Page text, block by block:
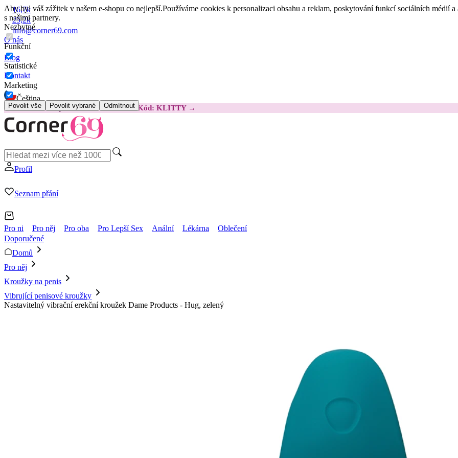
Aby byl váš zážitek v našem e-shopu co nejlepší.Používáme cookies k personalizaci obsahu a reklam, poskytování funkcí sociálních médií
s našimi partnery.
Nezbytné
Funkční
Statistické
Marketing
Povolit vše Povolit vybrané Odmítnout
16,7k
25,2k
info@corner69.com
O nás
Blog
Kontakt
Čeština
😽Svakom Klitty: O 380 Kč LEVNĚJI Kód: KLITTY →
Profil
Seznam přání
Pro ni Pro něj Pro oba Pro Lepší Sex Anální Lékárna
Oblečení
Doporučené
Domů
Pro něj
Kroužky na penis
Vibrující penisové kroužky
Nastavitelný vibrační erekční kroužek Dame Products - Hug, zelený